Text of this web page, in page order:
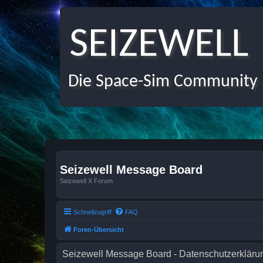
SEIZEWELL
Die Space-Sim Community
Seizewell Message Board
Seizewell X Forum
Schnellzugriff FAQ
Foren-Übersicht
Seizewell Message Board -